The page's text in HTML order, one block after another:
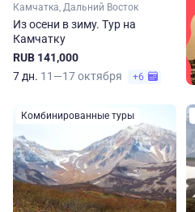
Камчатка, Дальний Восток
Из осени в зиму. Тур на
Камчатку
RUB 141,000
7 дн. 11—17 октября +6
Комбинированные туры